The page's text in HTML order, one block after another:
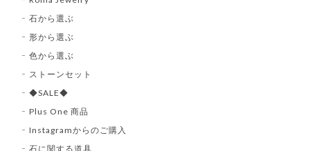
石から選ぶ
形から選ぶ
色から選ぶ
ストーンセット
◆SALE◆
Plus One 商品
Instagramからのご購入
石に関する道具